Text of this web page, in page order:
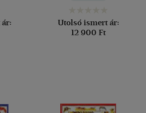
Utolsó ismert ár:
12 900 Ft